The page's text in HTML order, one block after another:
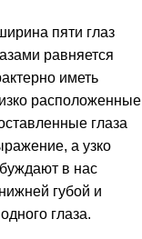
пяти глаз
равняется
иметь
расположенные
глаза
а узко
в нас
губой и
глаза.